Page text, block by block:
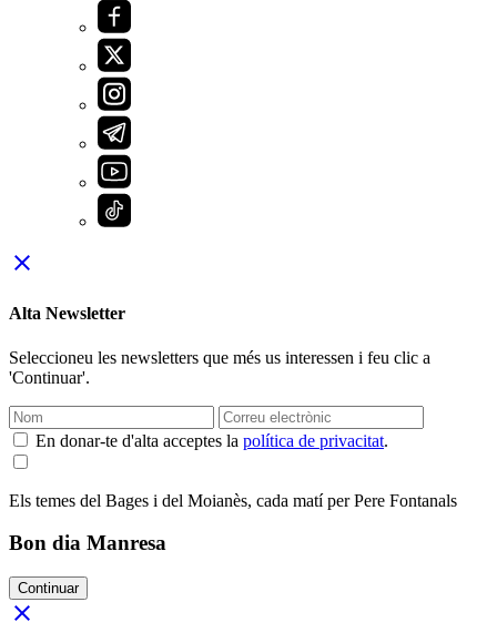
close
Alta Newsletter
Seleccioneu les newsletters que més us interessen i feu clic a
'Continuar'.
En donar-te d'alta acceptes la política de privacitat.
Els temes del Bages i del Moianès, cada matí per Pere Fontanals
Bon dia Manresa
Continuar
close